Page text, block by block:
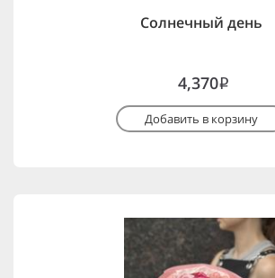
Солнечный день
4,370i
Добавить в корзину